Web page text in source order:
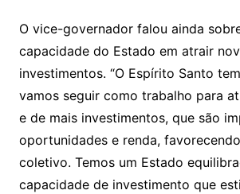
O vice-governador falou ainda
capacidade do Estado em atrair
investimentos. “O Espírito Santo
vamos seguir como trabalho para
e de mais investimentos, que são
oportunidades e renda,
coletivo. Temos um Estado
capacidade de investimento que